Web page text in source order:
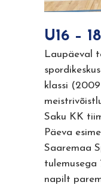
U16 –
Laupäeval
klassi
Saku KK
Päeva
Saaremaa
tulemusega
napilt